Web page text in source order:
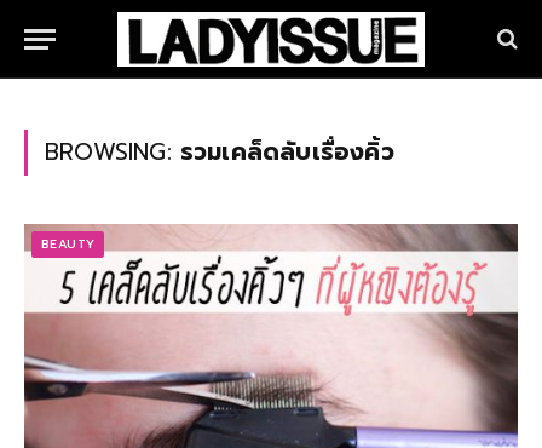
BROWSING: รวมเคล็ดลับเรื่องคิ้ว
BEAUTY